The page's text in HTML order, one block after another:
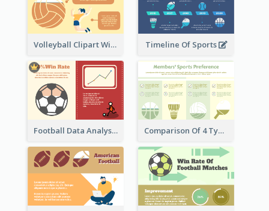
Volleyball Clipart With Details Timeline Of Sports
Football Data Analysis Comparison Of 4 Types of Sports